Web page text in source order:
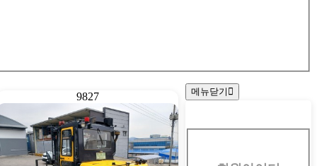
9827 메뉴닫기
회